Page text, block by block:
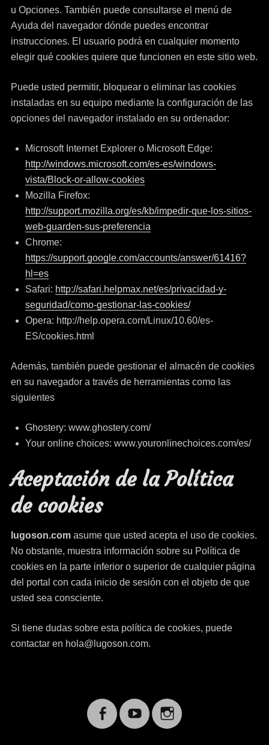
u Opciones. También puede consultarse el menú de
Ayuda del navegador dónde puedes encontrar
instrucciones. El usuario podrá en cualquier momento
elegir qué cookies quiere que funcionen en este sitio web.
Puede usted permitir, bloquear o eliminar las cookies
instaladas en su equipo mediante la configuración de las
opciones del navegador instalado en su ordenador:
Microsoft Internet Explorer o Microsoft Edge:
http://windows.microsoft.com/es-es/windows-
vista/Block-or-allow-cookies
Mozilla Firefox:
http://support.mozilla.org/es/kb/impedir-que-los-sitios-
web-guarden-sus-preferencia
Chrome:
https://support.google.com/accounts/answer/61416?
hl=es
Safari: http://safari.helpmax.net/es/privacidad-y-
seguridad/como-gestionar-las-cookies/
Opera: http://help.opera.com/Linux/10.60/es-
ES/cookies.html
Además, también puede gestionar el almacén de cookies
en su navegador a través de herramientas como las
siguientes
Ghostery: www.ghostery.com/
Your online choices: www.youronlinechoices.com/es/
Aceptación de la Política
de cookies
lugoson.comasume que usted acepta el uso de cookies.
No obstante, muestra información sobre su Política de
cookies en la parte inferior o superior de cualquier página
del portal con cada inicio de sesión con el objeto de que
usted sea consciente.
Si tiene dudas sobre esta política de cookies, puede
contactar en hola@lugoson.com.